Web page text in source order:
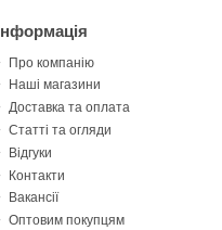
Інформація
Про компанію
Наші магазини
Доставка та оплата
Статті та огляди
Відгуки
Контакти
Вакансії
Оптовим покупцям